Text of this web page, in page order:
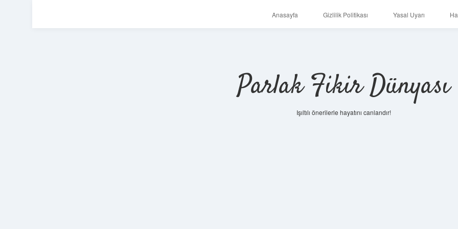
Anasayfa Gizlilik Politikası Yasal Uyarı
Parlak Fikir Dünyası
Işıltılı önerilerle hayatını canlandır!